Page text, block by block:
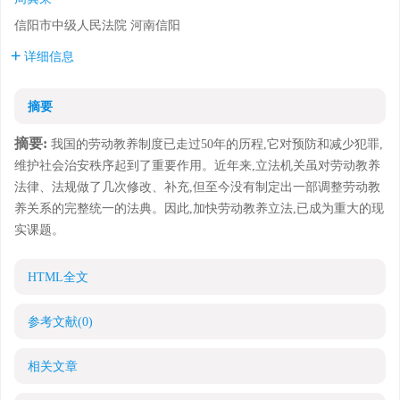
信阳市中级人民法院 河南信阳
详细信息
摘要
摘要: 我国的劳动教养制度已走过50年的历程,它对预防和减少犯罪,
维护社会治安秩序起到了重要作用。近年来,立法机关虽对劳动教养
法律、法规做了几次修改、补充,但至今没有制定出一部调整劳动教
养关系的完整统一的法典。因此,加快劳动教养立法,已成为重大的现
实课题。
HTML全文
参考文献(0)
相关文章